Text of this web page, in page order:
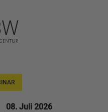
08. Juli 2026